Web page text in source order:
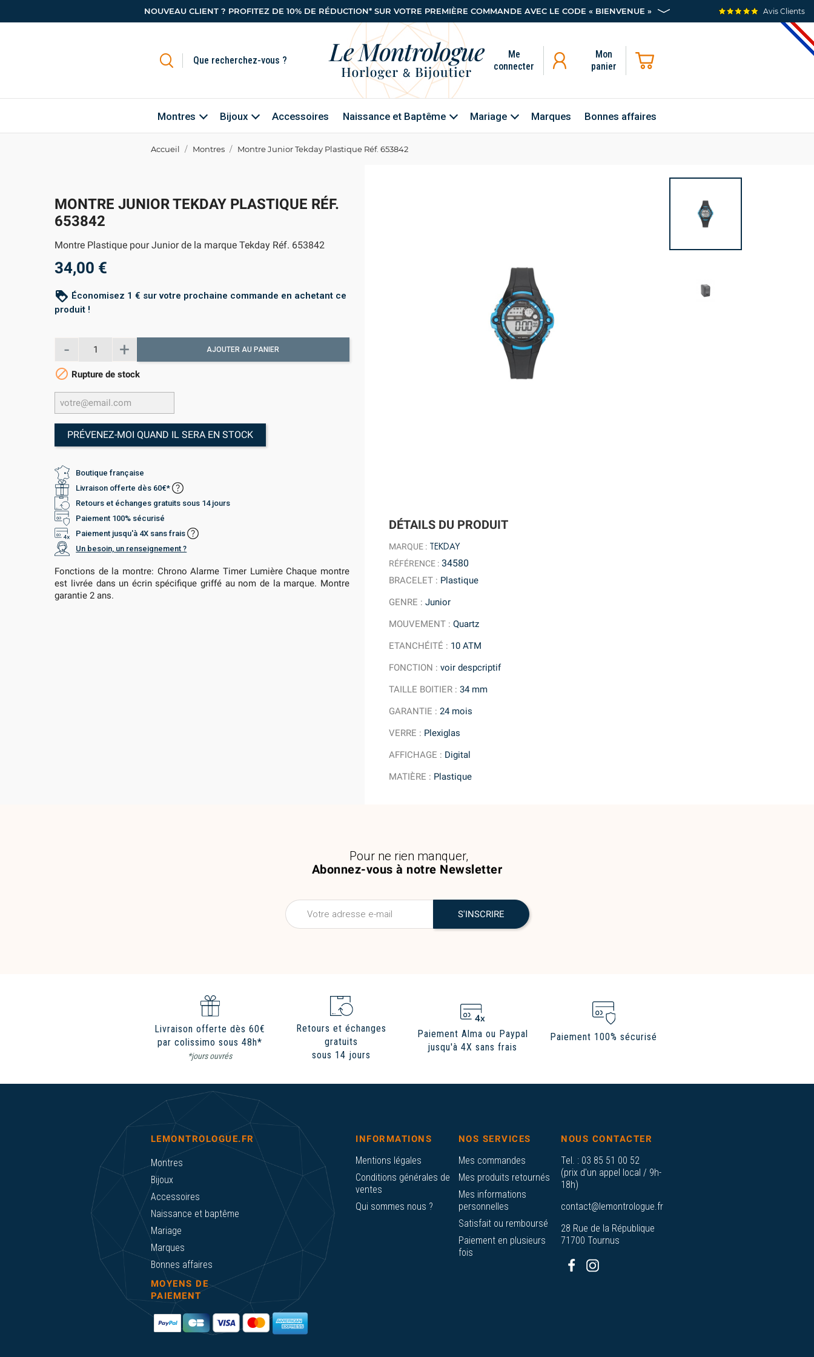
NOUVEAU CLIENT ? PROFITEZ DE 10% DE RÉDUCTION* SUR VOTRE PREMIÈRE COMMANDE AVEC LE CODE « BIENVENUE » Avis Clients
Me
connecter
Mon
panier
Montres Bijoux Accessoires Naissance et Baptême Mariage Marques Bonnes affaires
Accueil Montres Montre Junior Tekday Plastique Réf. 653842
DÉTAILS DU PRODUIT
MARQUE : TEKDAY
RÉFÉRENCE : 34580
BRACELET: Plastique
GENRE : Junior
MOUVEMENT: Quartz
ETANCHÉITÉ : 10 ATM
FONCTION : voir despcriptif
TAILLE BOITIER: 34 mm
GARANTIE : 24 mois
VERRE : Plexiglas
AFFICHAGE : Digital
MATIÈRE : Plastique
MONTRE JUNIOR TEKDAY PLASTIQUE RÉF.
653842
Montre Plastique pour Junior de la marque Tekday Réf. 653842
34,00 €
loyalty Économisez 1 € sur votre prochaine commande en achetant ce
produit !
AJOUTER AU PANIER
 Rupture de stock
PRÉVENEZ-MOI QUAND IL SERA EN STOCK
Boutique française
Livraison offerte dès 60€*
Retours et échanges gratuits sous 14 jours
Paiement 100% sécurisé
Paiement jusqu'à 4X sans frais
Un besoin, un renseignement ?
Fonctions de la montre: Chrono Alarme Timer Lumière Chaque montre
est livrée dans un écrin spécifique griffé au nom de la marque. Montre
garantie 2 ans.
Abonnez-vous à notre Newsletter
Pour ne rien manquer,
Livraison offerte dès 60€
par colissimo sous 48h*
*jours ouvrés
Retours et échanges
gratuits
sous 14 jours
Paiement Alma ou Paypal
jusqu'à 4X sans frais
Paiement 100% sécurisé
LEMONTROLOGUE.FR
Montres
Bijoux
Accessoires
Naissance et baptême
Mariage
Marques
Bonnes affaires
INFORMATIONS
Mentions légales
Conditions générales de
ventes
Qui sommes nous ?
NOS SERVICES
Mes commandes
Mes produits retournés
Mes informations
personnelles
Satisfait ou remboursé
Paiement en plusieurs
fois
NOUS CONTACTER
Tel. : 03 85 51 00 52
(prix d'un appel local / 9h-
18h)
contact@lemontrologue.fr
28 Rue de la République
71700 Tournus
MOYENS DE
PAIEMENT